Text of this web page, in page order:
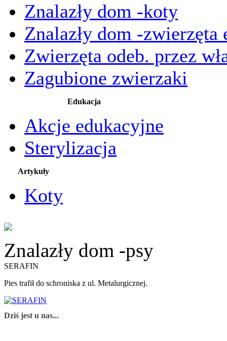
Znalazły dom -koty
Znalazły dom -zwierzęta
Zwierzęta odeb. przez
Zagubione zwierzaki
Edukacja
Akcje edukacyjne
Sterylizacja
Artykuły
Koty
Znalazły dom -psy
SERAFIN
Pies trafił do schroniska z ul. Metalurgicznej.
Dziś jest u nas...